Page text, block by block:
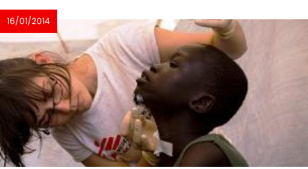
16/01/2014